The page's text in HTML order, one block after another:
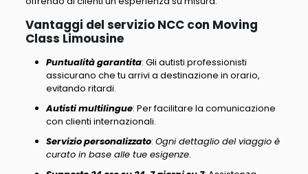
Vantaggi del servizio NCC con Moving
Class Limousine
Puntualità garantita: Gli autisti professionisti
assicurano che tu arrivi a destinazione in orario,
evitando ritardi.
Autisti multilingue: Per facilitare la comunicazione
con clienti internazionali.
Servizio personalizzato: Ogni dettaglio del viaggio è
curato in base alle tue esigenze.